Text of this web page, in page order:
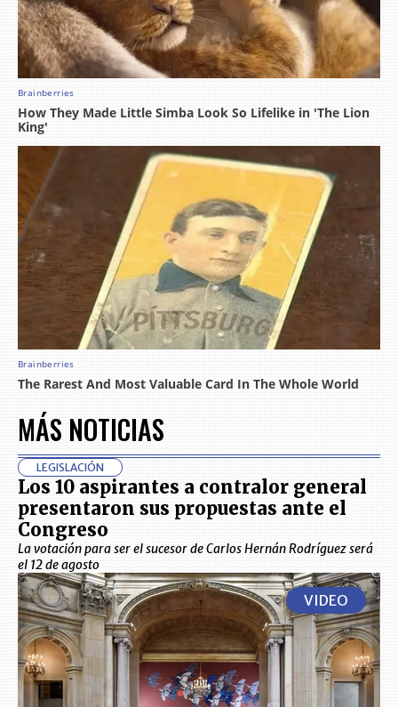
MÁS NOTICIAS
LEGISLACIÓN
Los 10 aspirantes a contralor general
presentaron sus propuestas ante el
Congreso
La votación para ser el sucesor de Carlos Hernán Rodríguez será
el 12 de agosto
VIDEO